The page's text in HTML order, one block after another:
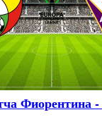
Фиорентина